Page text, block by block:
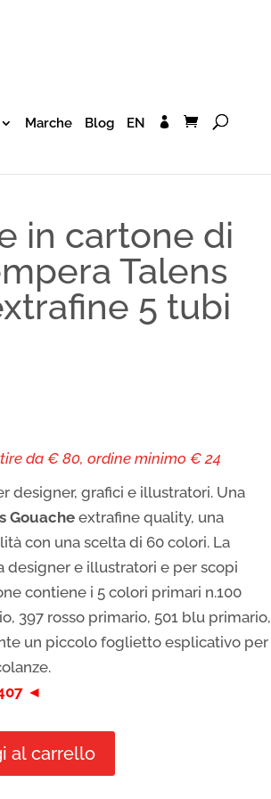
Marche Blog EN
in cartone di
Talens
5 tubi
da € 80, ordine minimo € 24
designer, grafici e illustratori. Una
Gouache extrafine quality, una
con una scelta di 60 colori. La
designer e illustratori e per scopi
contiene i 5 colori primari n.100
397 rosso primario, 501 blu primario,
un piccolo foglietto esplicativo per
◄
al carrello